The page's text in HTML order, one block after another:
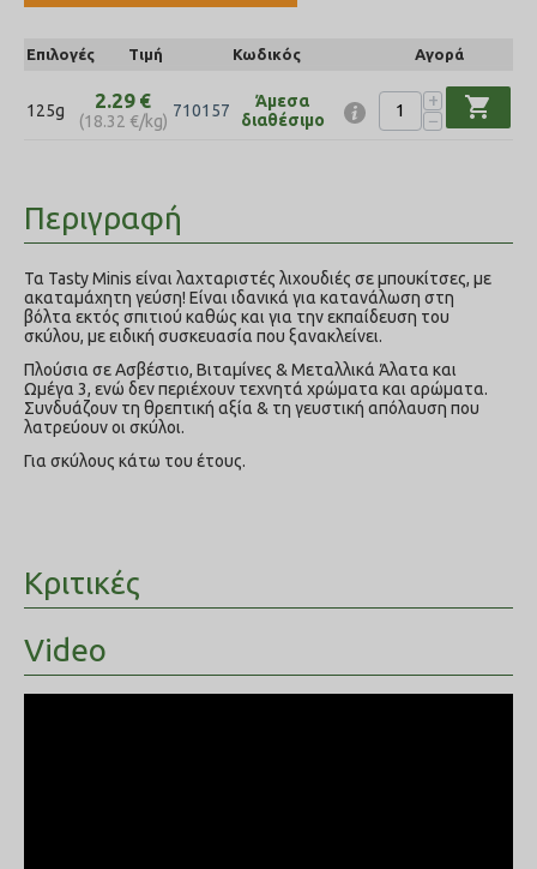
Επιλογές Τιμή Κωδικός Αγορά
125g 2.29 €
(18.32 €/kg)
710157
Άμεσα
διαθέσιμο
+
−
shopping_cart
Περιγραφή
Τα Tasty Minis είναι λαχταριστές λιχουδιές σε μπουκίτσες, με
ακαταμάχητη γεύση! Είναι ιδανικά για κατανάλωση στη
βόλτα εκτός σπιτιού καθώς και για την εκπαίδευση του
σκύλου, με ειδική συσκευασία που ξανακλείνει.
Πλούσια σε Ασβέστιο, Βιταμίνες & Μεταλλικά Άλατα και
Ωμέγα 3, ενώ δεν περιέχουν τεχνητά χρώματα και αρώματα.
Συνδυάζουν τη θρεπτική αξία & τη γευστική απόλαυση που
λατρεύουν οι σκύλοι.
Για σκύλους κάτω του έτους.
Κριτικές
Video